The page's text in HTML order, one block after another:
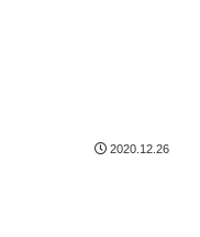
2020.12.26